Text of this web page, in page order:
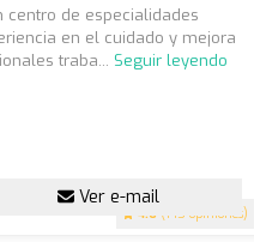
4.6 (145 opiniones)
centro de especialidades
en el cuidado y mejora
traba... Seguir leyendo
Ver e-mail